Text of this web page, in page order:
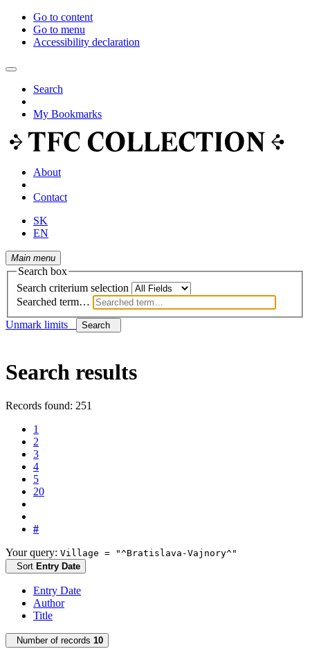
Go to content
Go to menu
Accessibility declaration
Search
My Bookmarks
About
Contact
SK
EN
Main menu
Search box
Search criterium selection
Searched term…
Unmark limits
Search
Search results
Records found: 251
1
2
3
4
5
20
#
Your query: Village = "^Bratislava-Vajnory^"
Sort Entry Date
Entry Date
Author
Title
Number of records 10